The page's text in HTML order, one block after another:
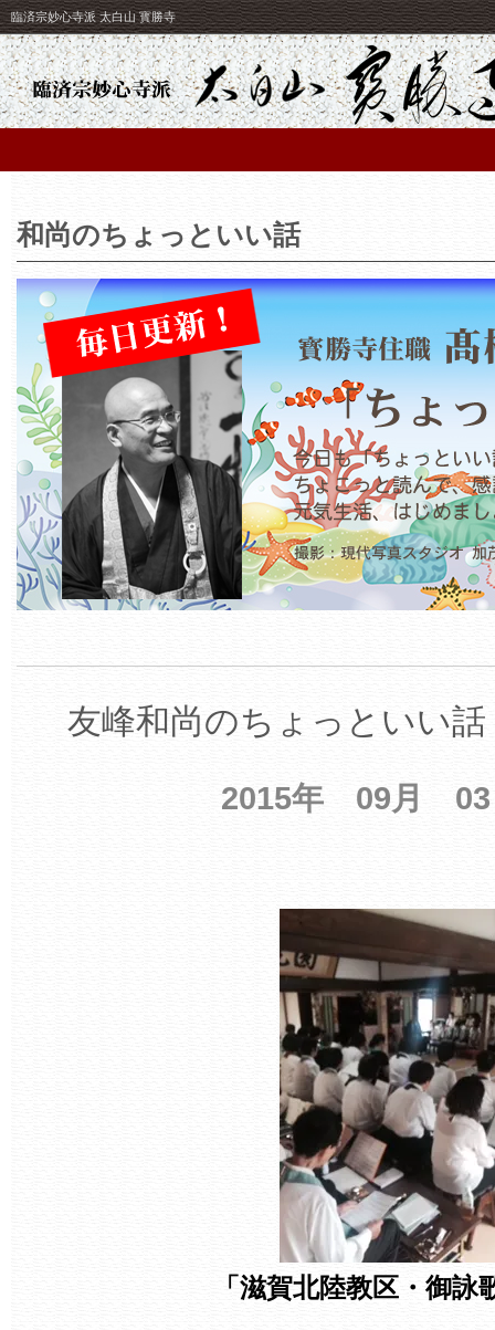
臨済宗妙心寺派 太白山 寳勝寺
和尚のちょっといい話
友峰和尚のちょっといい
2015年 09月
「滋賀北陸教区・御詠